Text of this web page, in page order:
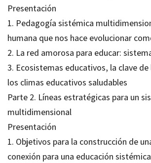
Presentación
1. Pedagogía sistémica
humana que nos hace evolucionar
2. La red amorosa para educar:
3. Ecosistemas educativos, la clave
los climas educativos saludables
Parte 2. Líneas estratégicas para un
multidimensional
Presentación
1. Objetivos para la construcción de
conexión para una educación